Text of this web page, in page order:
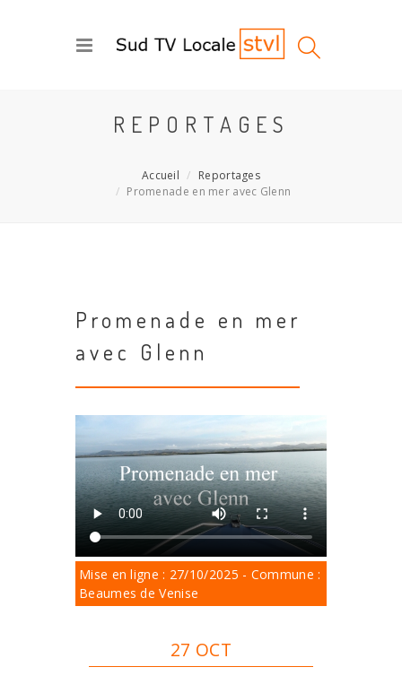
REPORTAGES
Accueil
Reportages
Promenade en mer avec Glenn
Promenade en mer
avec Glenn
Mise en ligne : 27/10/2025 - Commune :
Beaumes de Venise
27 OCT